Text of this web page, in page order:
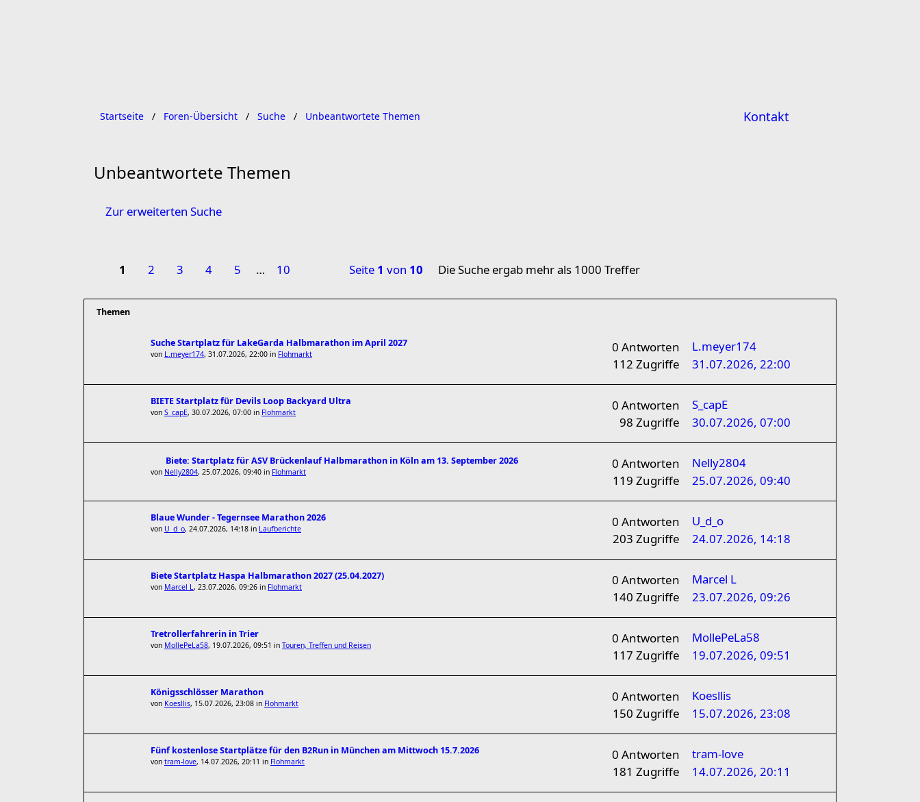
Kontakt
Startseite Foren-Übersicht Suche Unbeantwortete Themen
Unbeantwortete Themen
Zur erweiterten Suche
1 2 3 4 5 … 10 Seite 1 von 10 Die Suche ergab mehr als 1000 Treffer
Themen
Suche Startplatz für LakeGarda Halbmarathon im April 2027
von L.meyer174, 31.07.2026, 22:00 in Flohmarkt 0Antworten
112Zugriffe
L.meyer174
31.07.2026, 22:00
BIETE Startplatz für Devils Loop Backyard Ultra
von S_capE, 30.07.2026, 07:00 in Flohmarkt 0Antworten
98Zugriffe
S_capE
30.07.2026, 07:00
Biete: Startplatz für ASV Brückenlauf Halbmarathon in Köln am 13. September 2026
von Nelly2804, 25.07.2026, 09:40 in Flohmarkt
0Antworten
119Zugriffe
Nelly2804
25.07.2026, 09:40
Blaue Wunder - Tegernsee Marathon 2026
von U_d_o, 24.07.2026, 14:18 in Laufberichte 0Antworten
203Zugriffe
U_d_o
24.07.2026, 14:18
Biete Startplatz Haspa Halbmarathon 2027 (25.04.2027)
von Marcel L, 23.07.2026, 09:26 in Flohmarkt 0Antworten
140Zugriffe
Marcel L
23.07.2026, 09:26
Tretrollerfahrerin in Trier
von MollePeLa58, 19.07.2026, 09:51 in Touren, Treffen und Reisen 0Antworten
117Zugriffe
MollePeLa58
19.07.2026, 09:51
Königsschlösser Marathon
von Koesllis, 15.07.2026, 23:08 in Flohmarkt 0Antworten
150Zugriffe
Koesllis
15.07.2026, 23:08
Fünf kostenlose Startplätze für den B2Run in München am Mittwoch 15.7.2026
von tram-love, 14.07.2026, 20:11 in Flohmarkt 0Antworten
181Zugriffe
tram-love
14.07.2026, 20:11